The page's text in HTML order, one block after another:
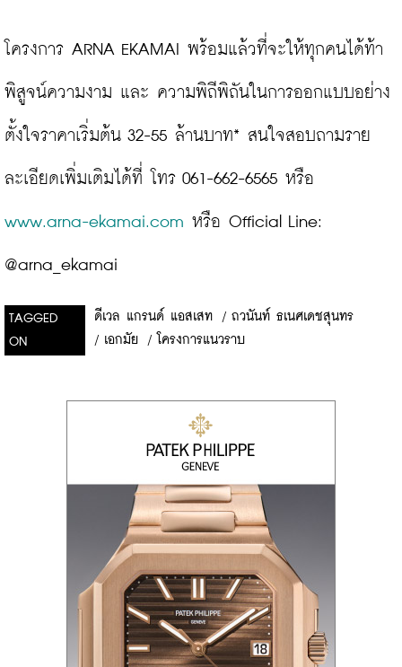
โครงการ ARNA EKAMAI พร้อมแล้วที่จะให้ทุกคนได้ท้า
พิสูจน์ความงาม และ ความพิถีพิถันในการออกแบบอย่าง
ตั้งใจราคาเริ่มต้น 32-55 ล้านบาท* สนใจสอบถามราย
www.arna-ekamai.com หรือ Official Line:
@arna_ekamai
TAGGED
ON
ดีเวล แกรนด์ แอสเสท / ถวนันท์ ธเนศเดชสุนทร
/ เอกมัย / โครงการแนวราบ